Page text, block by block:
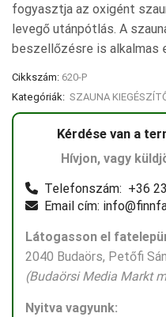
fogyasztja az oxigént
levegő utánpótlás. A
beszellőzésre is alkalmas
Cikkszám: 620-P
Kategóriák: SZAUNA
Kérdése van a
Hívjon, vagy
Telefonszám: +36
Email cím:
Látogasson el
2040 Budaörs, Petőfi
(Budaörsi Media Markt
Nyitva vagyunk: